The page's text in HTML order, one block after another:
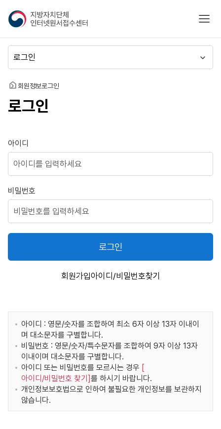
지
방
자
치
단
체
인
넷
접
수
센
모바
뉴
동
홈 회원정보로그인
로그인
로그인
아이디
비밀번호
로그인
회원가입아이디/비밀번호찾기
아이디 : 영문/숫자를 조합하여 최소 6자 이상 13자 이내이
며 대소문자를 구별합니다.
비밀번호 : 영문/숫자/특수문자를 조합하여 9자 이상 13자
이내이며 대소문자를 구별합니다.
아이디 또는 비밀번호를 모르시는 경우 [
아이디/비밀번호 찾기 ]를 하시기 바랍니다.
개인정보보호법으로 인하여 불필요한 개인정보를 보관하지
않습니다.